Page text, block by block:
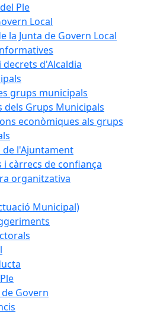
Ple
Local
la Junta de Govern Local
decrets d'Alcaldia
grups municipals
dels Grups Municipals
econòmiques als grups
l'Ajuntament
i càrrecs de confiança
organitzativa
Municipal)
Govern